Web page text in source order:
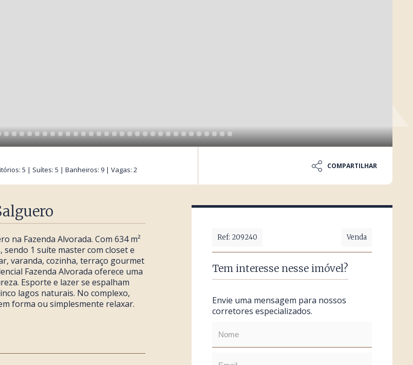
5 | Suítes: 5 | Banheiros: 9 | Vagas: 2 COMPARTILHAR
na Fazenda Alvorada. Com 634 m²
sendo 1 suíte master com closet e
varanda, cozinha, terraço gourmet
Fazenda Alvorada oferece uma
Esporte e lazer se espalham
lagos naturais. No complexo,
forma ou simplesmente relaxar.
Ref: 209240 Venda
Tem interesse nesse imóvel?
Envie uma mensagem para nossos
corretores especializados.